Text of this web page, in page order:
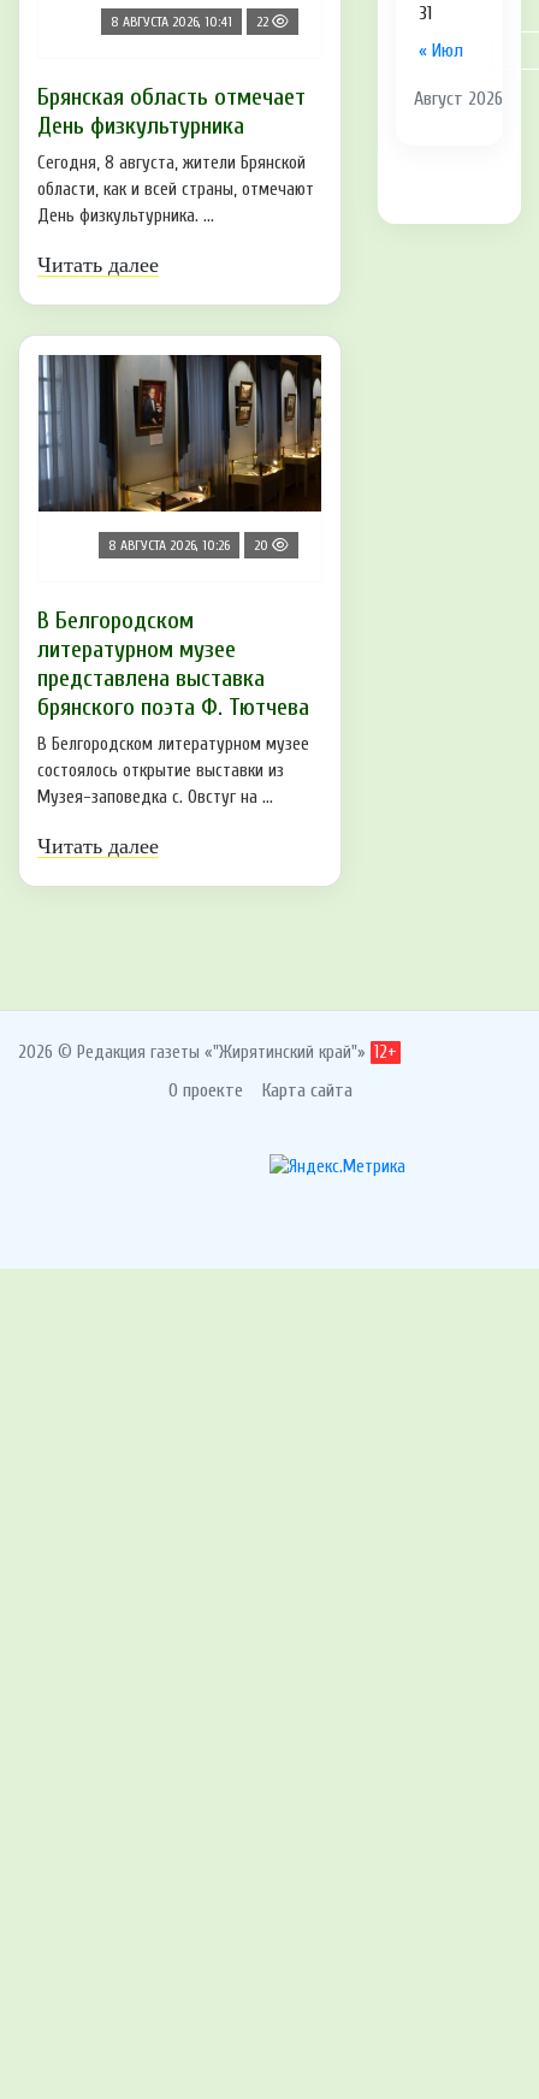
8 АВГУСТА 2026, 10:41 22
Брянская область отмечает
День физкультурника
Сегодня, 8 августа, жители Брянской
области, как и всей страны, отмечают
День физкультурника. ...
Читать далее
8 АВГУСТА 2026, 10:26 20
В Белгородском
литературном музее
представлена выставка
брянского поэта Ф. Тютчева
В Белгородском литературном музее
состоялось открытие выставки из
Музея-заповедка с. Овстуг на ...
Читать далее
Август 2026
« Июл
31
2026 © Редакция газеты «"Жирятинский край"» 12+
О проекте Карта сайта